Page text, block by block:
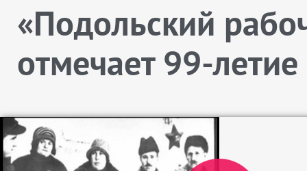
«Подольский
отмечает 99-летие